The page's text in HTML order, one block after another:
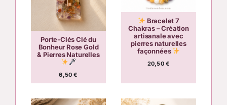
Porte-Clés Clé du
Bonheur Rose Gold
& Pierres Naturelles
6,50€
Bracelet 7
Chakras – Création
artisanale avec
pierres naturelles
façonnées
20,50 €